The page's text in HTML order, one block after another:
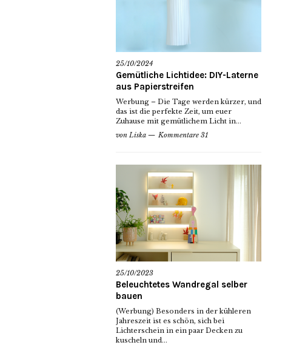
25/10/2024
Gemütliche Lichtidee: DIY-Laterne
aus Papierstreifen
Werbung – Die Tage werden kürzer, und
das ist die perfekte Zeit, um euer
Zuhause mit gemütlichem Licht in...
von Liska Kommentare 31
25/10/2023
Beleuchtetes Wandregal selber
bauen
(Werbung) Besonders in der kühleren
Jahreszeit ist es schön, sich bei
Lichterschein in ein paar Decken zu
kuscheln und...